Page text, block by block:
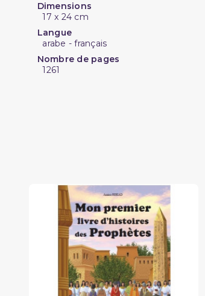
Dimensions
17 x 24 cm
Langue
arabe - français
Nombre de pages
1261